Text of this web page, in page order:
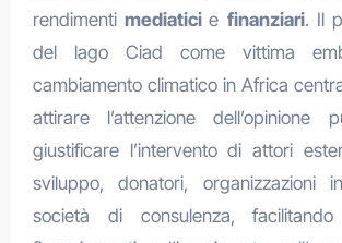
rendimentimediaticie finanziari. Il
del lago Ciad come vittima
cambiamento climatico in Africa
attirare l’attenzione
giustificare l’intervento di attori
sviluppo, donatori, organizzazioni
società di consulenza,